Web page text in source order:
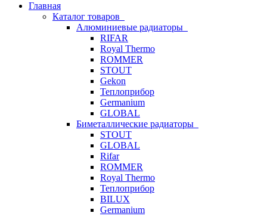
Главная
Каталог товаров
Алюминиевые радиаторы
RIFAR
Royal Thermo
ROMMER
STOUT
Gekon
Теплоприбор
Germanium
GLOBAL
Биметаллические радиаторы
STOUT
GLOBAL
Rifar
ROMMER
Royal Thermo
Теплоприбор
BILUX
Germanium